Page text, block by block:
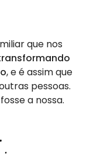
que nos
, e é assim que
pessoas.
a nossa.